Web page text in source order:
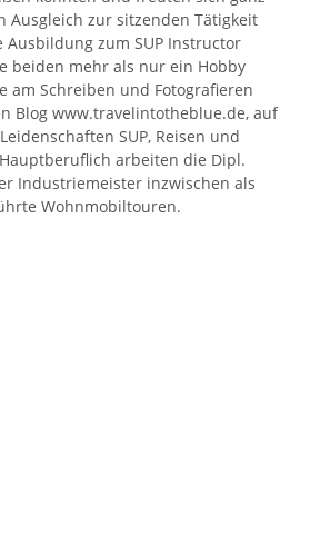
Ausgleich zur sitzenden Tätigkeit
Ausbildung zum SUP Instructor
beiden mehr als nur ein Hobby
am Schreiben und Fotografieren
Blog www.travelintotheblue.de, auf
SUP, Reisen und
arbeiten die Dipl.
Industriemeister inzwischen als
Wohnmobiltouren.